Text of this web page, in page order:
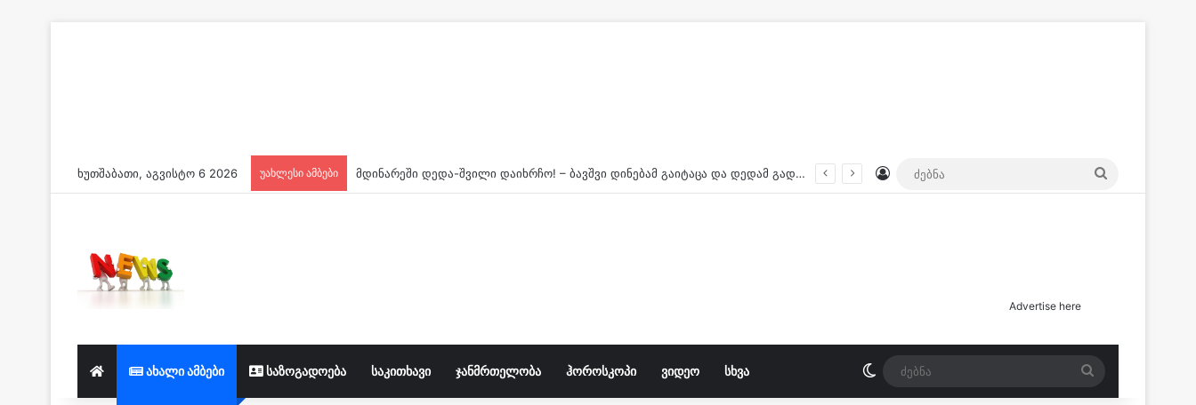
ხუთშაბათი, აგვისტო 6 2026 უახლესი ამბები ზუგდიდისა და ცაიშის ეპარქიის მღვდელმთავარი მეუფე გერასიმე ლანა ლატარიას პანაშვიდზე მივიდა – რა ინფორმაცია ვრცელდება მოულოდნელი ფაქტის შესახებ? Log In
Advertise here
ახალი ამბები საზოგადოება საკითხავი ჯანმრთელობა ჰოროსკოპი ვიდეო სხვა Switch skin